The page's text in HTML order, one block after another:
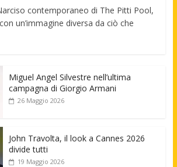
contemporaneo di The Pitti Pool,
un’immagine diversa da ciò che
Miguel Angel Silvestre nell’ultima
campagna di Giorgio Armani
26 Maggio 2026
John Travolta, il look a Cannes 2026
divide tutti
19 Maggio 2026